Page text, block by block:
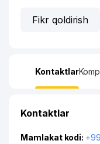
Fikr qoldirish
Kontaktlar
Kontaktlar
Mamlakat kodi: